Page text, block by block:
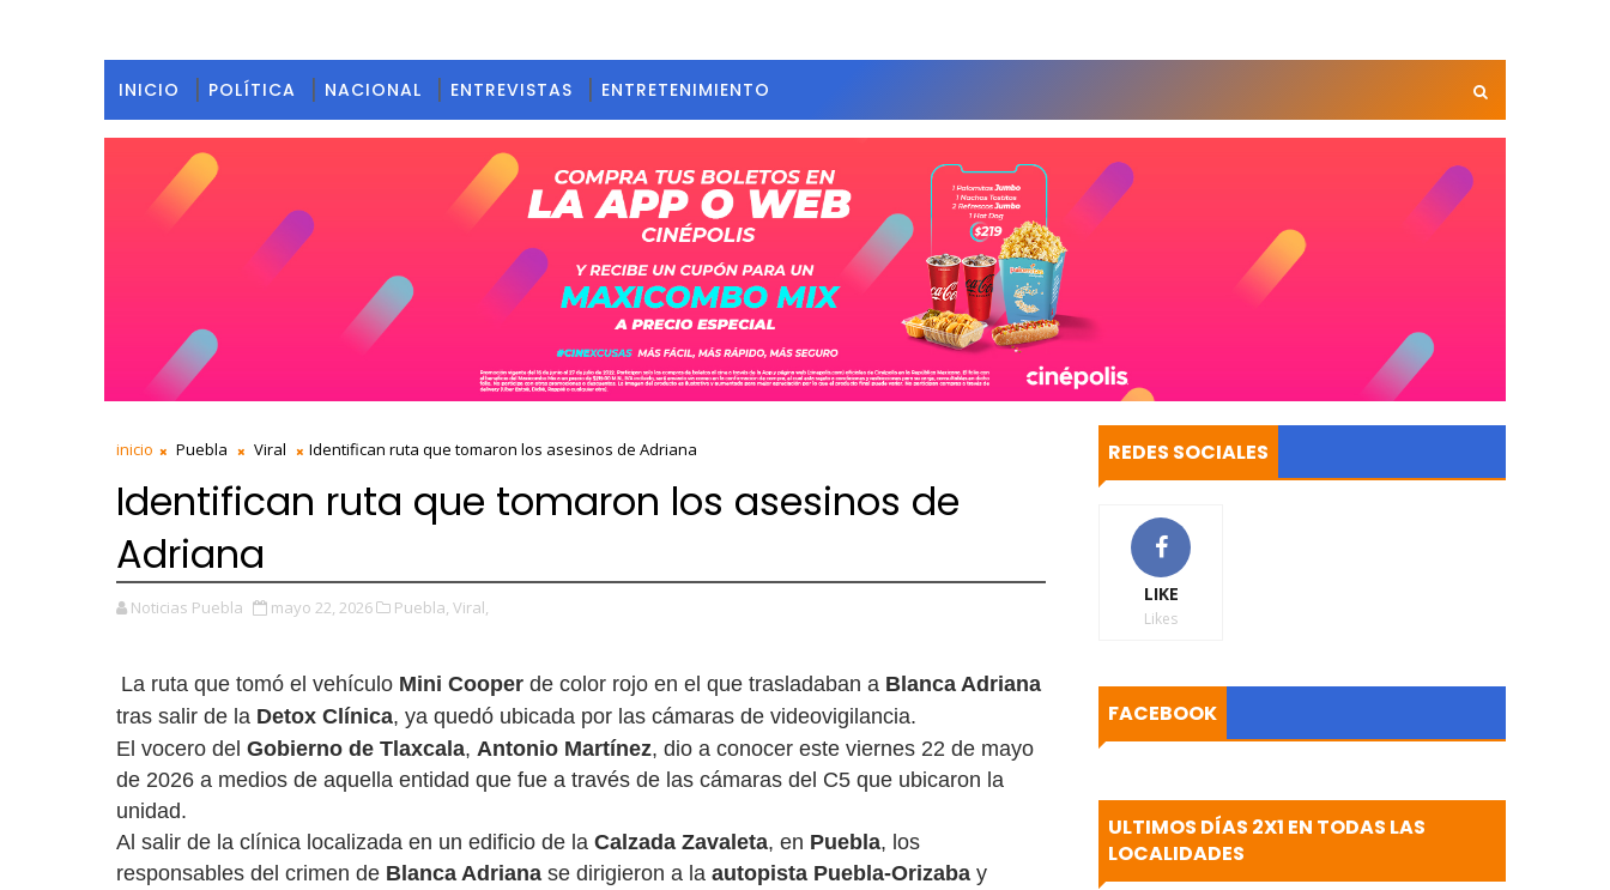
INICIO POLÍTICA NACIONAL ENTREVISTAS ENTRETENIMIENTO
inicio Puebla Viral Identifican ruta que tomaron los asesinos de Adriana
Identifican ruta que tomaron los asesinos de
Adriana
Noticias Puebla mayo 22, 2026 Puebla, Viral,
La ruta que tomó el vehículo Mini Cooper de color rojo en el que trasladaban a Blanca Adriana
tras salir de la Detox Clínica, ya quedó ubicada por las cámaras de videovigilancia.
El vocero del Gobierno de Tlaxcala, Antonio Martínez, dio a conocer este viernes 22 de mayo
de 2026 a medios de aquella entidad que fue a través de las cámaras del C5 que ubicaron la
unidad.
Al salir de la clínica localizada en un edificio de la Calzada Zavaleta, en Puebla, los
responsables del crimen de Blanca Adriana se dirigieron a la autopista Puebla-Orizaba y
REDES SOCIALES
LIKE
Likes
FACEBOOK
ULTIMOS DÍAS 2X1 EN TODAS LAS
LOCALIDADES